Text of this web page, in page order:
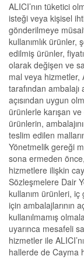
ALICI’nın tüketici
isteği veya kişisel
gönderilmeye
kullanımlık ürünler,
edilmiş ürünler,
olarak değişen ve
mal veya hizmetler,
tarafından ambalajı
açısından uygun
ürünlerle karışan ve
ürünlerin,
teslim edilen
Yönetmelik gereği
sona ermeden
hizmetlere ilişkin
Sözleşmelere Dair
kullanım ürünleri,
için ambalajlarının
kullanılmamış
uyarınca mesafeli
hizmetler ile
hallerde de Cayma